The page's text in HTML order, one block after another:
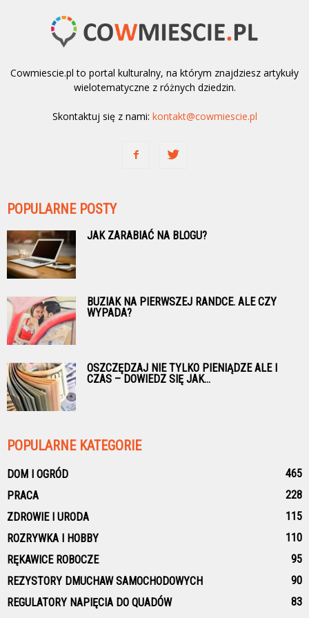
Cowmiescie.pl to portal kulturalny, na którym znajdziesz artykuły
wielotematyczne z różnych dziedzin.
Skontaktuj się z nami: kontakt@cowmiescie.pl
POPULARNE POSTY
JAK ZARABIAĆ NA BLOGU?
BUZIAK NA PIERWSZEJ RANDCE. ALE CZY
WYPADA?
OSZCZĘDZAJ NIE TYLKO PIENIĄDZE ALE I
CZAS – DOWIEDZ SIĘ JAK...
POPULARNE KATEGORIE
DOM I OGRÓD
465
PRACA
228
ZDROWIE I URODA
115
ROZRYWKA I HOBBY
110
RĘKAWICE ROBOCZE
95
REZYSTORY DMUCHAW SAMOCHODOWYCH
90
REGULATORY NAPIĘCIA DO QUADÓW
83